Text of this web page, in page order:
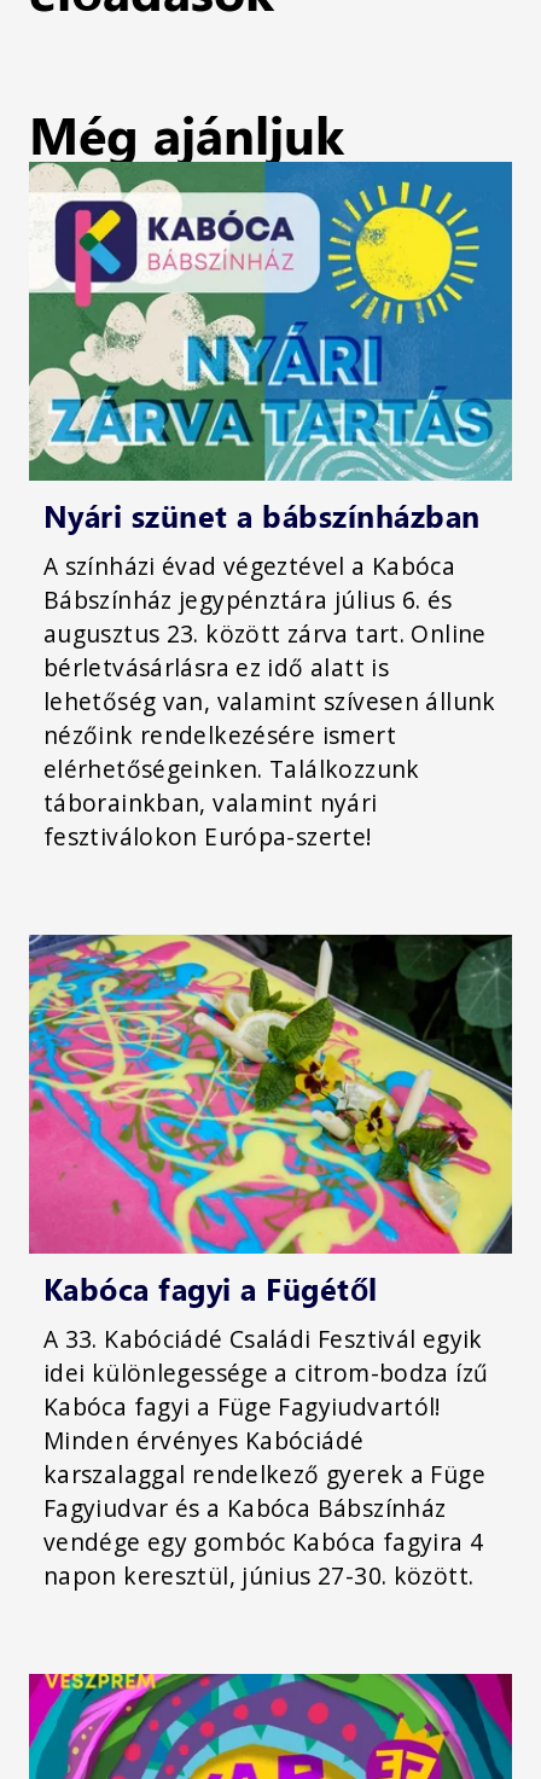
Még ajánljuk
Nyári szünet a bábszínházban
A színházi évad végeztével a Kabóca
Bábszínház jegypénztára július 6. és
augusztus 23. között zárva tart. Online
bérletvásárlásra ez idő alatt is
lehetőség van, valamint szívesen állunk
nézőink rendelkezésére ismert
elérhetőségeinken. Találkozzunk
táborainkban, valamint nyári
fesztiválokon Európa-szerte!
Kabóca fagyi a Fügétől
A 33. Kabóciádé Családi Fesztivál egyik
idei különlegessége a citrom-bodza ízű
Kabóca fagyi a Füge Fagyiudvartól!
Minden érvényes Kabóciádé
karszalaggal rendelkező gyerek a Füge
Fagyiudvar és a Kabóca Bábszínház
vendége egy gombóc Kabóca fagyira 4
napon keresztül, június 27-30. között.